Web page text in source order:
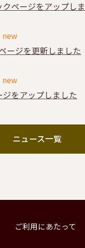
ページをアップし
ージを更新しました
をアップしました
ニュース一覧
ご利用にあたって